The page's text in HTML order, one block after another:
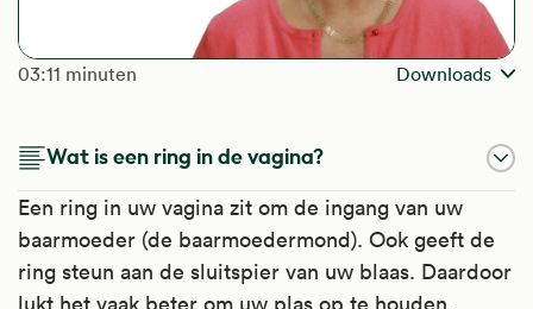
afspelen
The length of the video is
03:11 minuten Downloads
Wat is een ring in de vagina?
Een ring in uw vagina zit om de ingang van uw
baarmoeder (de baarmoedermond). Ook geeft de
ring steun aan de sluitspier van uw blaas. Daardoor